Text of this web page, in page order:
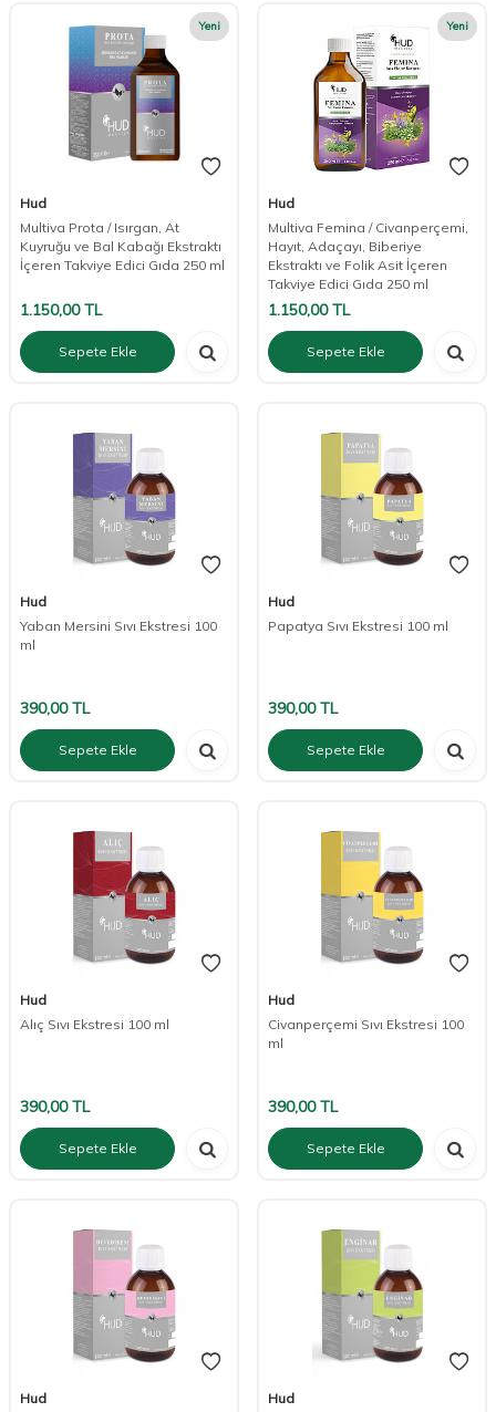
Yeni
Hud
Multiva Prota / Isırgan, At
Kuyruğu ve Bal Kabağı Ekstraktı
İçeren Takviye Edici Gıda 250 ml
1.150,00TL
Sepete Ekle
Yeni
Hud
Multiva Femina / Civanperçemi,
Hayıt, Adaçayı, Biberiye
Ekstraktı ve Folik Asit İçeren
Takviye Edici Gıda 250 ml
1.150,00TL
Sepete Ekle
Hud
Yaban Mersini Sıvı Ekstresi 100
ml
390,00TL
Sepete Ekle
Hud
Papatya Sıvı Ekstresi 100 ml
390,00TL
Sepete Ekle
Hud
Alıç Sıvı Ekstresi 100 ml
390,00TL
Sepete Ekle
Hud
Civanperçemi Sıvı Ekstresi 100
ml
390,00TL
Sepete Ekle
Hud Hud